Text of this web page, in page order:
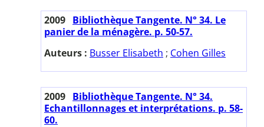
2009 Bibliothèque Tangente. N° 34. Le
panier de la ménagère. p. 50-57.
Auteurs : Busser Elisabeth ; Cohen Gilles
2009 Bibliothèque Tangente. N° 34.
Echantillonnages et interprétations. p. 58-
60.